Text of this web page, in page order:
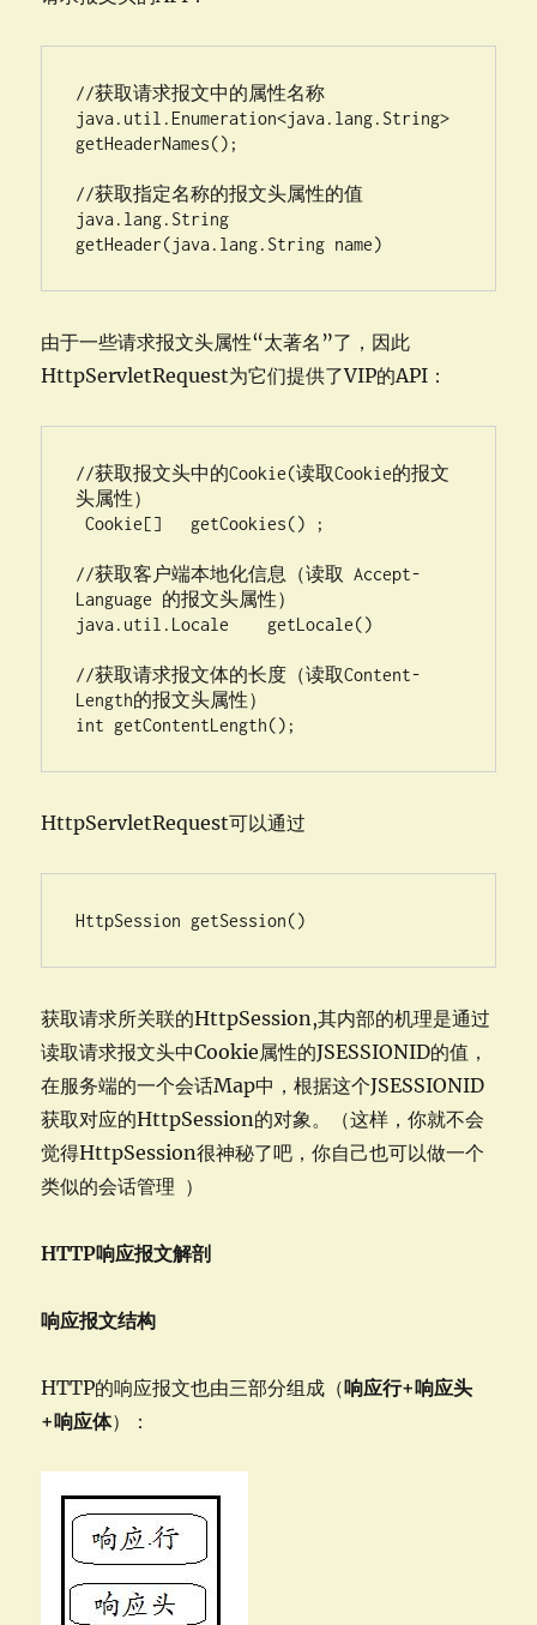
//获取请求报文中的属性名称
java.util.Enumeration<java.lang.String>
getHeaderNames();
//获取指定名称的报文头属性的值
java.lang.String
getHeader(java.lang.String name)
由于一些请求报文头属性“太著名”了，因此
HttpServletRequest为它们提供了VIP的API：
//获取报文头中的Cookie(读取Cookie的报文
头属性）
Cookie[]   getCookies() ;
//获取客户端本地化信息（读取 Accept-
Language 的报文头属性）
java.util.Locale    getLocale()
//获取请求报文体的长度（读取Content-
Length的报文头属性）
int getContentLength();
HttpServletRequest可以通过
HttpSession getSession()
获取请求所关联的HttpSession,其内部的机理是通过
读取请求报文头中Cookie属性的JSESSIONID的值，
在服务端的一个会话Map中，根据这个JSESSIONID
获取对应的HttpSession的对象。（这样，你就不会
觉得HttpSession很神秘了吧，你自己也可以做一个
类似的会话管理 ）
HTTP响应报文解剖
响应报文结构
HTTP的响应报文也由三部分组成（响应行+响应头
+响应体）：